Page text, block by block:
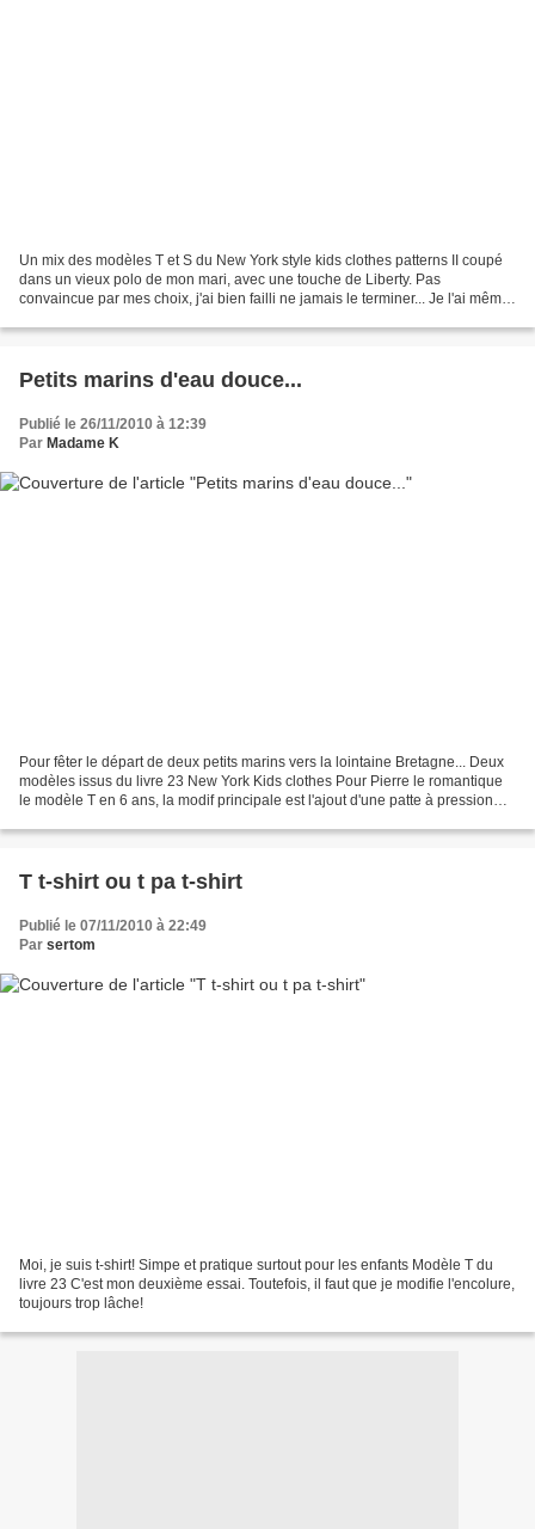
Un mix des modèles T et S du New York style kids clothes patterns II coupé
dans un vieux polo de mon mari, avec une touche de Liberty. Pas
convaincue par mes choix, j'ai bien failli ne jamais le terminer... Je l'ai même
Petits marins d'eau douce...
Publié le 26/11/2010 à 12:39
Par Madame K
Pour fêter le départ de deux petits marins vers la lointaine Bretagne... Deux
modèles issus du livre 23 New York Kids clothes Pour Pierre le romantique
le modèle T en 6 ans, la modif principale est l'ajout d'une patte à pression
T t-shirt ou t pa t-shirt
Publié le 07/11/2010 à 22:49
Par sertom
Moi, je suis t-shirt! Simpe et pratique surtout pour les enfants Modèle T du
livre 23 C'est mon deuxième essai. Toutefois, il faut que je modifie l'encolure,
toujours trop lâche!